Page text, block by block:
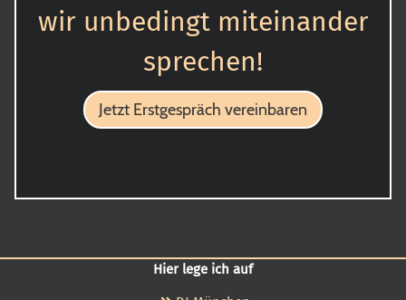
wir unbedingt miteinander
sprechen!
Jetzt Erstgespräch vereinbaren
Hier lege ich auf